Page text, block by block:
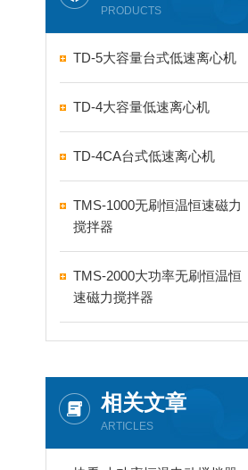
PRODUCTS
TD-5大容量台式低速离心机
TD-4大容量低速离心机
TD-4CA台式低速离心机
TMS-1000无刷恒温恒速磁力
搅拌器
TMS-2000大功率无刷恒温恒
速磁力搅拌器
相关文章
ARTICLES